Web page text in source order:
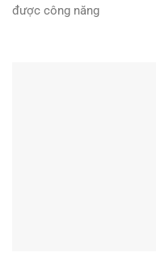
được công năng